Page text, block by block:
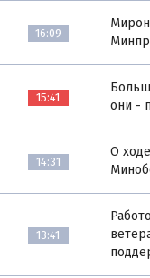
16:09
15:41
они -
14:31
О
13:41